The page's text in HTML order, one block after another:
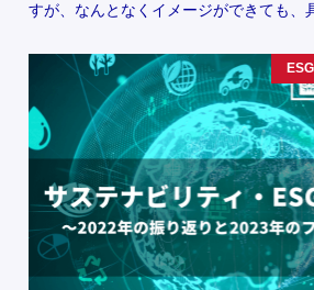
すが、なんとなくイメージができても